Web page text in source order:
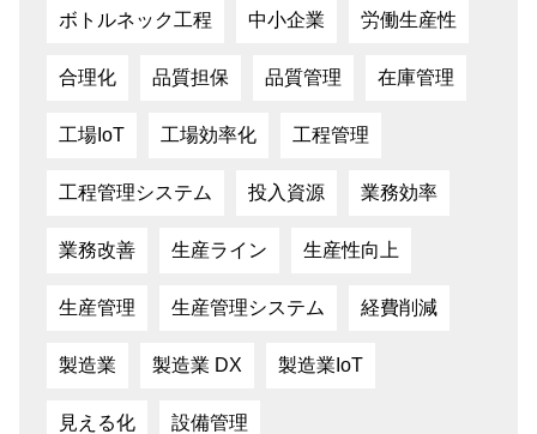
ボトルネック工程 中小企業 労働生産性
合理化 品質担保 品質管理 在庫管理
工場IoT 工場効率化 工程管理
工程管理システム 投入資源 業務効率
業務改善 生産ライン 生産性向上
生産管理 生産管理システム 経費削減
製造業 製造業 DX 製造業IoT
見える化 設備管理